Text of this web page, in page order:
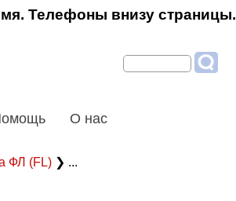
Телефоны внизу страницы.
О нас
ФЛ (FL) ❯ ...